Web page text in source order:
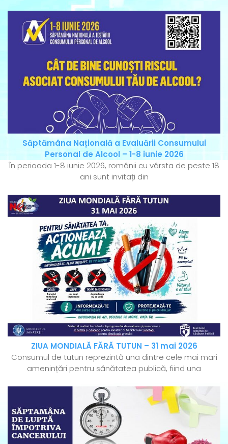
Săptămâna Națională a Evaluării Consumului
Personal de Alcool – 1-8 iunie 2026
În perioada 1-8 iunie 2026, românii cu vârsta de peste 18
ani sunt invitați din
ZIUA MONDIALĂ FĂRĂ TUTUN – 31 mai 2026
Consumul de tutun reprezintă una dintre cele mai mari
amenințări pentru sănătatea publică, fiind una